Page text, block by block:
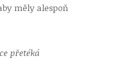
měly alespoň
přetéká